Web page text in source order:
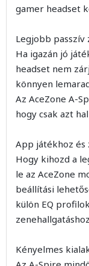
gamer headset
Legjobb passzív
Ha igazán jó
headset nem
könnyen
Az AceZone A-
hogy csak azt
App játékhoz és
Hogy kihozd a
le az AceZone
beállítási
külön EQ
Kényelmes